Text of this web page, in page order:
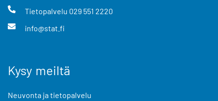
Tietopalvelu 029 551 2220
info@stat.fi
Kysy meiltä
Neuvonta ja tietopalvelu